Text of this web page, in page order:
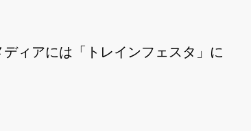
ィアには「トレインフェスタ」に